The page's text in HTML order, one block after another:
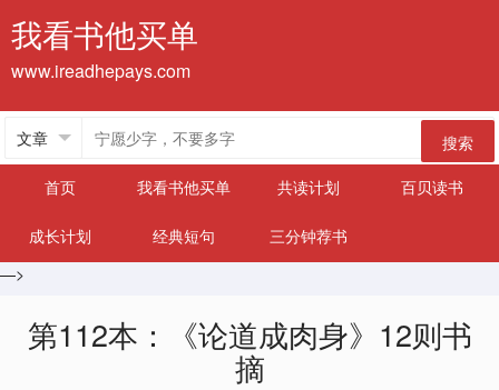
我看书他买单
www.ireadhepays.com
搜索
首页
我看书他买单 共读计划 百贝读书
成长计划 经典短句
三分钟荐书
—>
第112本：《论道成肉身》12则书
摘